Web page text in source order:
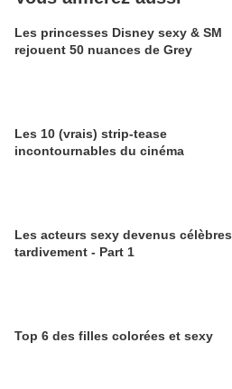
Les princesses Disney sexy & SM
rejouent 50 nuances de Grey
Les 10 (vrais) strip-tease
incontournables du cinéma
Les acteurs sexy devenus célèbres
tardivement - Part 1
Top 6 des filles colorées et sexy